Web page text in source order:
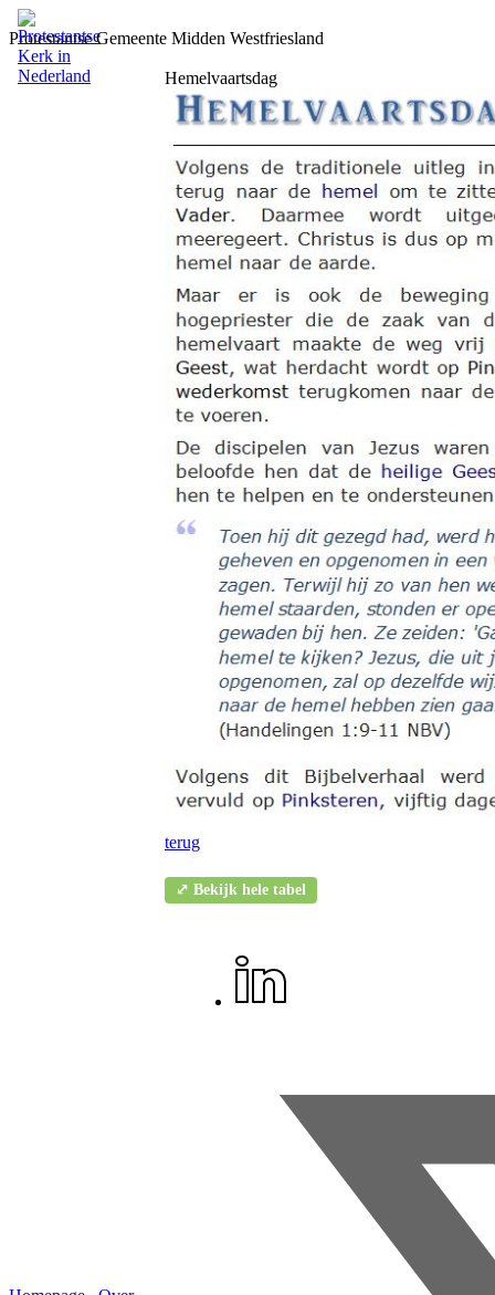
Protestantse Gemeente Midden Westfriesland
Hemelvaartsdag
terug
⤢ Bekijk hele tabel